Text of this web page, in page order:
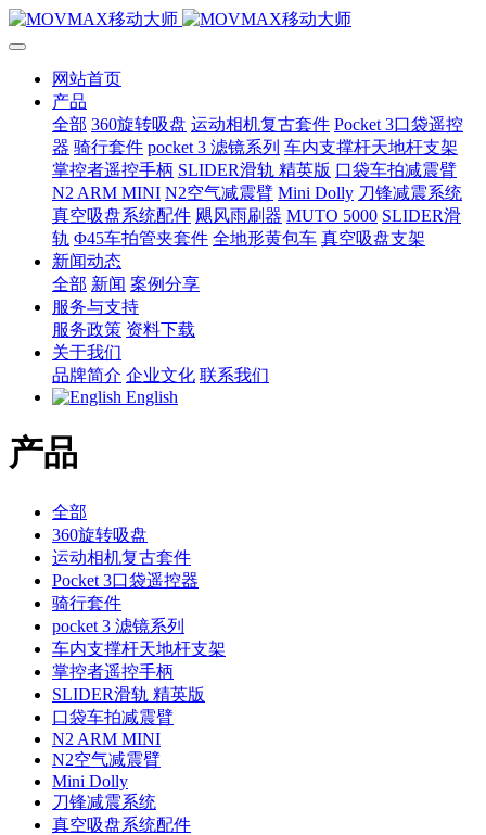
网站首页
产品
全部 360旋转吸盘 运动相机复古套件 Pocket 3口袋遥控
器 骑行套件 pocket 3 滤镜系列 车内支撑杆天地杆支架
掌控者遥控手柄 SLIDER滑轨 精英版 口袋车拍减震臂
N2 ARM MINI N2空气减震臂 Mini Dolly 刀锋减震系统
真空吸盘系统配件 飓风雨刷器 MUTO 5000 SLIDER滑
轨 Φ45车拍管夹套件 全地形黄包车 真空吸盘支架
新闻动态
全部 新闻 案例分享
服务与支持
服务政策 资料下载
关于我们
品牌简介 企业文化 联系我们
English
产品
全部
360旋转吸盘
运动相机复古套件
Pocket 3口袋遥控器
骑行套件
pocket 3 滤镜系列
车内支撑杆天地杆支架
掌控者遥控手柄
SLIDER滑轨 精英版
口袋车拍减震臂
N2 ARM MINI
N2空气减震臂
Mini Dolly
刀锋减震系统
真空吸盘系统配件